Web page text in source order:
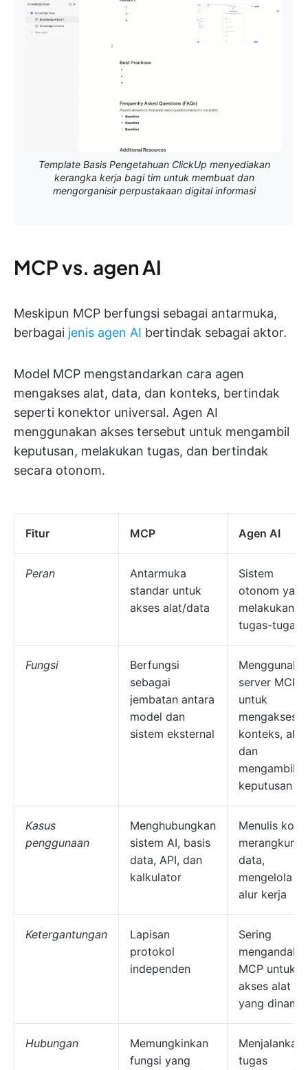
Template Basis Pengetahuan ClickUp menyediakan
kerangka kerja bagi tim untuk membuat dan
mengorganisir perpustakaan digital informasi
MCP vs. agen AI
Meskipun MCP berfungsi sebagai antarmuka,
berbagai jenis agen AI bertindak sebagai aktor.
Model MCP mengstandarkan cara agen
mengakses alat, data, dan konteks, bertindak
seperti konektor universal. Agen AI
menggunakan akses tersebut untuk mengambil
keputusan, melakukan tugas, dan bertindak
secara otonom.
Fitur MCP Agen AI
Peran
Antarmuka
standar untuk
akses alat/data
Sistem
otonom yang
melakukan
tugas-tugas
Fungsi
Berfungsi
sebagai
jembatan antara
model dan
sistem eksternal
server MCP
untuk
mengakses
konteks, alat,
dan
mengambil
keputusan
Kasus
penggunaan
Menghubungkan
sistem AI, basis
data, API, dan
kalkulator
Menulis
merangkum
data,
mengelola
alur kerja
Ketergantungan
Lapisan
protokol
independen
Sering
MCP untuk
akses alat
yang dinamis
Hubungan
Memungkinkan
fungsi yang
Menjalankan
tugas